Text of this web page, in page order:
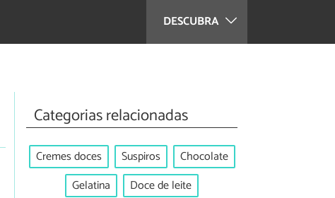
DESCUBRA
Categorias relacionadas
Cremes doces Suspiros
Chocolate
Gelatina
Doce de leite